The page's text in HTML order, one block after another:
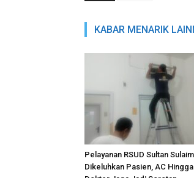
KABAR MENARIK
Pelayanan RSUD Sultan
Dikeluhkan Pasien, AC Hingga